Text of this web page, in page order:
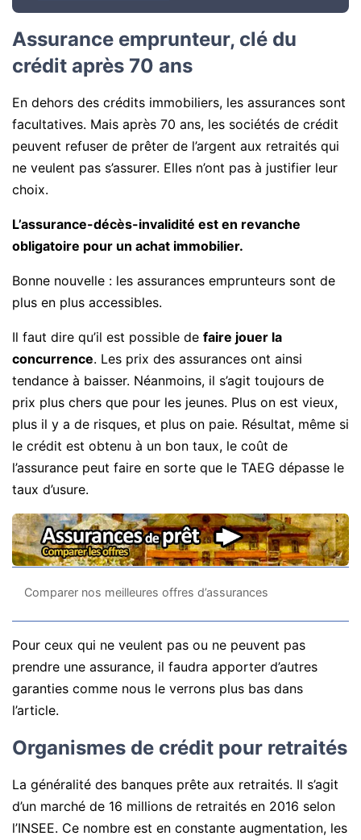
Assurance emprunteur, clé du
crédit après 70 ans
En dehors des crédits immobiliers, les assurances sont
facultatives. Mais après 70 ans, les sociétés de crédit
peuvent refuser de prêter de l’argent aux retraités qui
ne veulent pas s’assurer. Elles n’ont pas à justifier leur
choix.
L’assurance-décès-invalidité est en revanche
obligatoire pour un achat immobilier.
Bonne nouvelle : les assurances emprunteurs sont de
plus en plus accessibles.
Il faut dire qu’il est possible de faire jouer la
concurrence. Les prix des assurances ont ainsi
tendance à baisser. Néanmoins, il s’agit toujours de
prix plus chers que pour les jeunes. Plus on est vieux,
plus il y a de risques, et plus on paie. Résultat, même si
le crédit est obtenu à un bon taux, le coût de
l’assurance peut faire en sorte que le TAEG dépasse le
taux d’usure.
Comparer nos meilleures offres d’assurances
Pour ceux qui ne veulent pas ou ne peuvent pas
prendre une assurance, il faudra apporter d’autres
garanties comme nous le verrons plus bas dans
l’article.
Organismes de crédit pour retraités
La généralité des banques prête aux retraités. Il s’agit
d’un marché de 16 millions de retraités en 2016 selon
l’INSEE. Ce nombre est en constante augmentation, les